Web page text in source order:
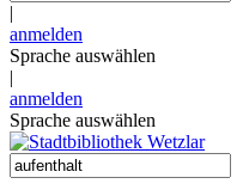
|
anmelden
Sprache auswählen
|
anmelden
Sprache auswählen